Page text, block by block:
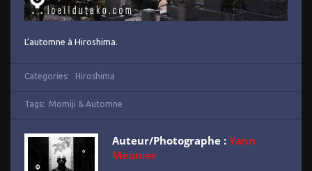
L’automne à Hiroshima.
Categories: Hiroshima
Tags: Momiji & Automne
Auteur/Photographe : Yann
Meunier